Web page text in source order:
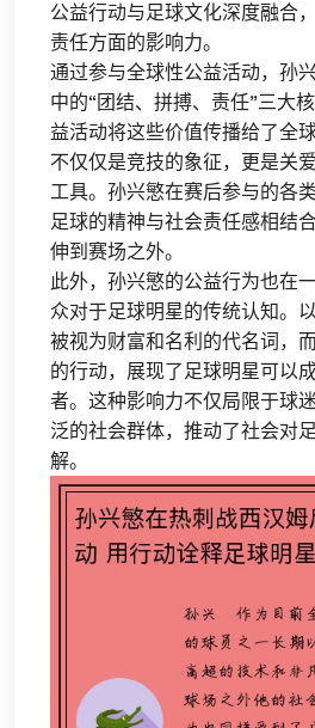
公益行动与足球文化深度融合
责任方面的影响力。
通过参与全球性公益活动，孙
中的“团结、拼搏、责任”三大
益活动将这些价值传播给了全
不仅仅是竞技的象征，更是关
工具。孙兴慜在赛后参与的各
足球的精神与社会责任感相结
伸到赛场之外。
此外，孙兴慜的公益行为也在
众对于足球明星的传统认知。
被视为财富和名利的代名词，
的行动，展现了足球明星可以
者。这种影响力不仅局限于球
泛的社会群体，推动了社会对
解。